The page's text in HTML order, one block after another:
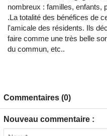
nombreux : familles, enfants,
.La totalité des bénéfices de
l'amicale des résidents. Ils
faire comme une très belle
du commun, etc..
Commentaires (0)
Nouveau commentaire :